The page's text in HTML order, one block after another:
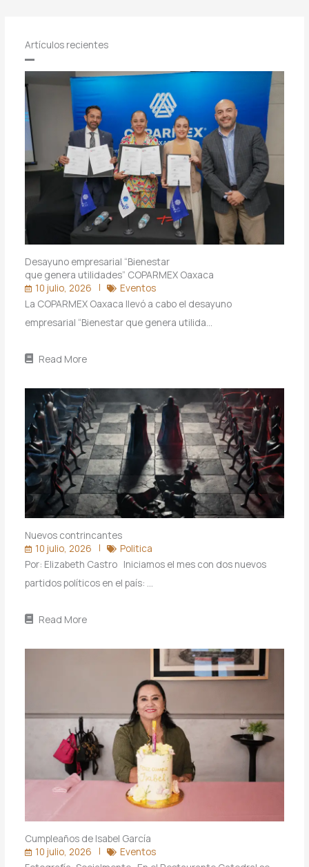
Artículos recientes
Desayuno empresarial “Bienestar
que genera utilidades” COPARMEX Oaxaca
10 julio, 2026
Eventos
La COPARMEX Oaxaca llevó a cabo el desayuno
empresarial “Bienestar que genera utilida…
Read More
Nuevos contrincantes
10 julio, 2026
Politica
Por: Elizabeth Castro Iniciamos el mes con dos nuevos
partidos políticos en el país: …
Read More
Cumpleaños de Isabel García
10 julio, 2026
Eventos